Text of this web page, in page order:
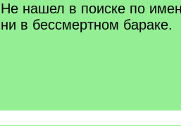
Не нашел в поиске по
ни в бессмертном бараке.